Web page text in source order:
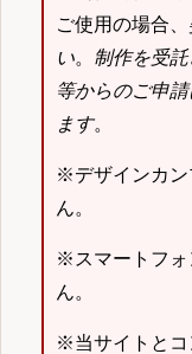
ご使用の場合、
い。 制作を受
等からのご申
ます。
※デザインカン
ん。
※スマートフォ
ん。
※当サイトとコ